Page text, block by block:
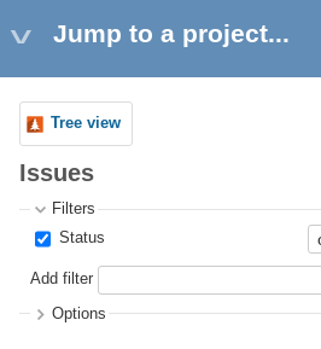
Jump to a project...
Tree view
Issues
Filters
Status
Add filter
Options